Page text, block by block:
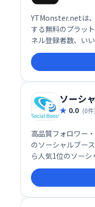
YTMonster.netは
する無料のプラッ
ネル登録者数、い
動画の露出向上と
YouTubeの主要な
のユーザーに利用
ソーシ
0.0 (0件)
高品質フォロワー
のソーシャルブー
ら人気1位のソーシ
twitter・
Tiktok・LINEなら